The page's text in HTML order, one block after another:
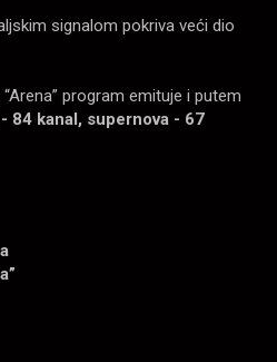
signalom pokriva veći dio
program emituje i putem
84 kanal, supernova - 67